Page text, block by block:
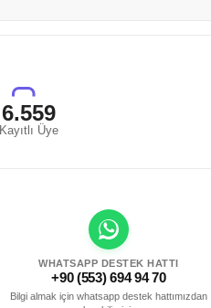
6.559
Kayıtlı Üye
WHATSAPP DESTEK HATTI
+90 (553) 694 94 70
Bilgi almak için whatsapp destek hattımızdan